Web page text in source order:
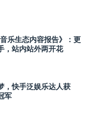
乐生态内容报告》：更
，站内站外两开花
，快手泛娱乐达人获
军